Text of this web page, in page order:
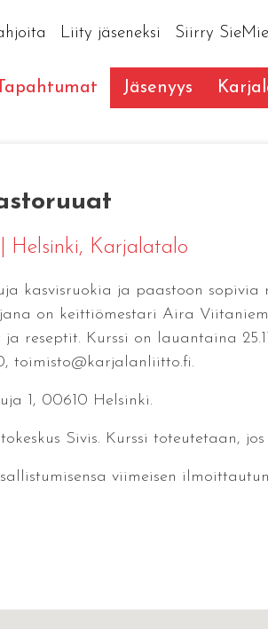
Liity jäseneksi Siirry
Tapahtumat Jäsenyys
Helsinki, Karjalatalo
kasvisruokia ja paastoon
on keittiömestari Aira
reseptit. Kurssi on lauantaina
toimisto@karjalanliitto.fi.
1, 00610 Helsinki.
Sivis. Kurssi toteutetaan,
viimeisen